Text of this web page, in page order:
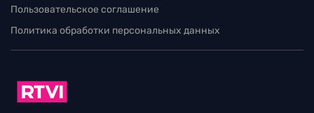
Пользовательское соглашение
Политика обработки персональных данных